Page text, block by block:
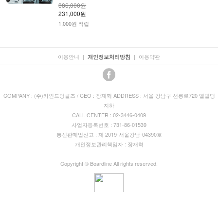
386,000원
231,000원
1,000원 적립
이용안내 | 개인정보처리방침 | 이용약관
COMPANY : (주)카인드엉클즈 / CEO : 장재혁 ADDRESS : 서울 강남구 선릉로720 엘빌딩
지하
CALL CENTER : 02-3446-0409
사업자등록번호 : 731-86-01539
통신판매업신고 : 제 2019-서울강남-04390호
개인정보관리책임자 : 장재혁
Copyright © Boardline All rights reserved.